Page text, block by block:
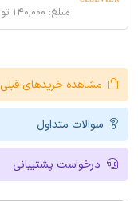
مبلغ: ۱۴۰,۰۰۰ تومان
مشاهده خریدهای قبلی
سوالات متداول
درخواست پشتیبانی